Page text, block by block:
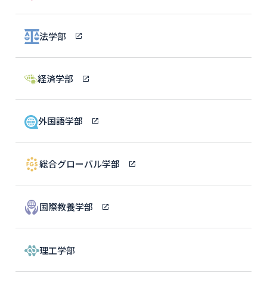
法学部
経済学部
外国語学部
総合グローバル学部
国際教養学部
理工学部